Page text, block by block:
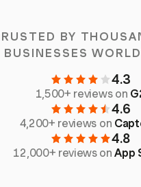
BY
BUSINESSES
4.3
1,500+ reviews on
4.6
4,200+ reviews on
4.8
12,000+ reviews onApp